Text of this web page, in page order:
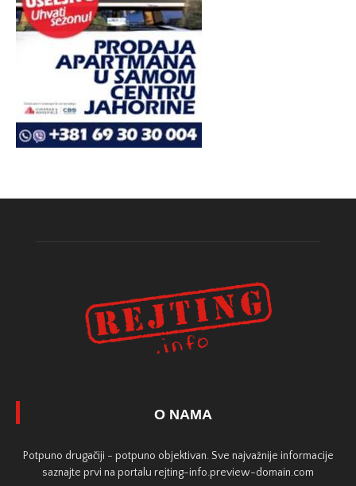
O NAMA
Potpuno drugačiji - potpuno objektivan. Sve najvažnije informacije
saznajte prvi na portalu rejting-info.preview-domain.com